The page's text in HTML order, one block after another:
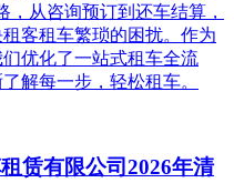
，从咨询预订到还车结算，
客租车繁琐的困扰。作为
优化了一站式租车全流
解每一步，轻松租车。
赁有限公司2026年清